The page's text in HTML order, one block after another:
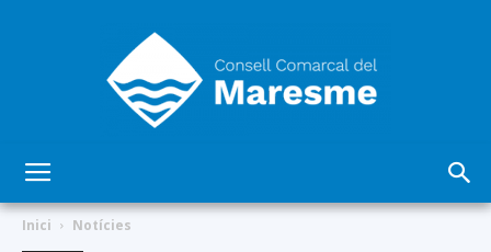
Inici Notícies